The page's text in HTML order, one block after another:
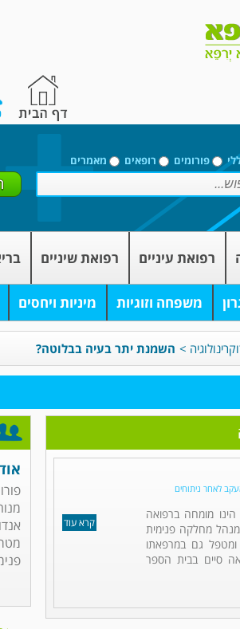
פורומים רופאים מאמרים
רפואת עיניים רפואת שיניים
משפחה וזוגיות מיניות ויחסים
> השמנת יתר בעיה בבלוטה?
קרא עוד
לאחר ניתוחים
הינו מומחה ברפואה
מנהל מחלקה פנימית
גם במרפאתו
סיים בבית הספר